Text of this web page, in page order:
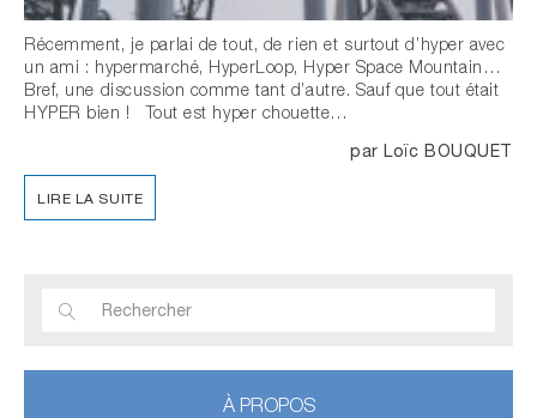
Récemment, je parlai de tout, de rien et surtout d’hyper avec
un ami : hypermarché, HyperLoop, Hyper Space Mountain…
Bref, une discussion comme tant d’autre. Sauf que tout était
HYPER bien ! Tout est hyper chouette…
par Loïc BOUQUET
LIRE LA SUITE
À PROPOS